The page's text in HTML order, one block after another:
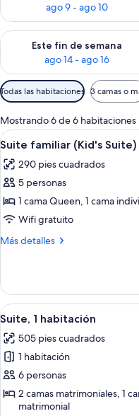
ago 9 - ago 10
Este fin de semana
ago 14 - ago 16
Consulta la disponibilidad
Filtros
disponibles
para
las
habitaciones
Todas las habitaciones 3 camas o
Mostrando 6 de 6 habitaciones
Abrir
todas
las
fotos
de
Suite
familiar
2
Suite familiar (Kid's Suite)
290 pies cuadrados
5 personas
1 cama Queen, 1 cama
Wifi gratuito
Más detalles
Más
familiar
(Kid's
Suite)
Abrir
todas
las
fotos
de
Suite,
4
Suite, 1 habitación
505 pies cuadrados
1 habitación
6 personas
2 camas matrimoniales, 1
matrimonial